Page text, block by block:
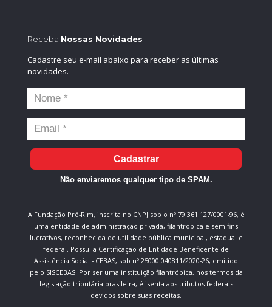
Receba Nossas Novidades
Cadastre seu e-mail abaixo para receber as últimas
novidades.
Cadastrar
Não enviaremos qualquer tipo de SPAM.
A Fundação Pró-Rim, inscrita no CNPJ sob o nº 79.361.127/0001-96, é
uma entidade de administração privada, filantrópica e sem fins
lucrativos, reconhecida de utilidade pública municipal, estadual e
federal. Possui a Certificação de Entidade Beneficente de
Assistência Social - CEBAS, sob nº 25000.040811/2020-26, emitido
pelo SISCEBAS. Por ser uma instituição filantrópica, nos termos da
legislação tributária brasileira, é isenta aos tributos federais
devidos sobre suas receitas.